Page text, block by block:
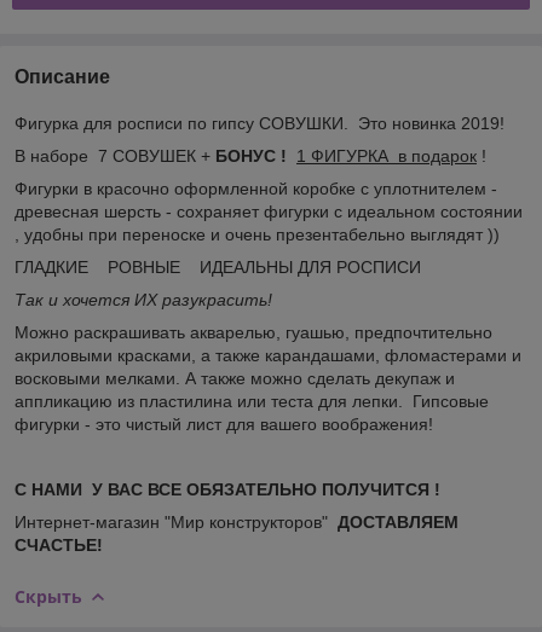
Описание
Фигурка для росписи по гипсу СОВУШКИ
Это новинка 2019!
В наборе 7 СОВУШЕК + БОНУС ! 1 ФИГУРКА в подарок !
Фигурки в красочно оформленной коробке с уплотнителем -
древесная шерсть - сохраняет фигурки с идеальном состоянии
, удобны при переноске и очень презентабельно выглядят ))
ГЛАДКИЕ РОВНЫЕ ИДЕАЛЬНЫ ДЛЯ РОСПИСИ
Так и хочется ИХ разукрасить!
Можно раскрашивать акварелью, гуашью, предпочтительно
акриловыми красками, а также карандашами, фломастерами и
восковыми мелками. А также можно сделать декупаж и
аппликацию из пластилина или теста для лепки. Гипсовые
фигурки - это чистый лист для вашего воображения!
С НАМИ У ВАС ВСЕ ОБЯЗАТЕЛЬНО ПОЛУЧИТСЯ !
Интернет-магазин "Мир конструкторов" ДОСТАВЛЯЕМ
СЧАСТЬЕ!
Скрыть